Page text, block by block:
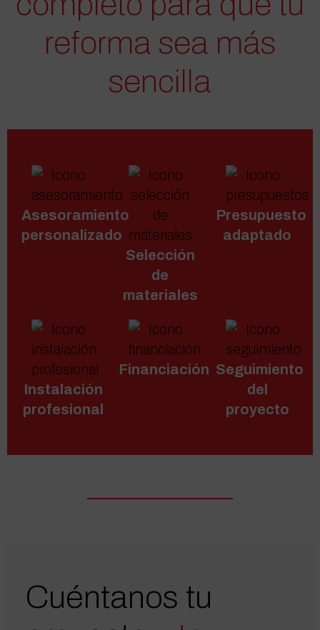
reforma sea más
sencilla
Asesoramiento
personalizado
Selección
de
materiales
Presupuesto
adaptado
Instalación
profesional
Financiación Seguimiento
del
proyecto
Cuéntanos tu